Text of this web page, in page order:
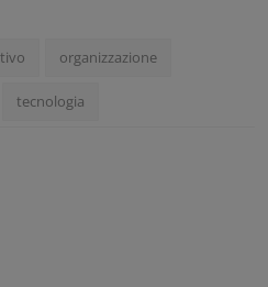
organizzazione
tecnologia